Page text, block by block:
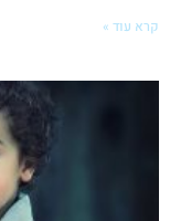
קרא עוד »